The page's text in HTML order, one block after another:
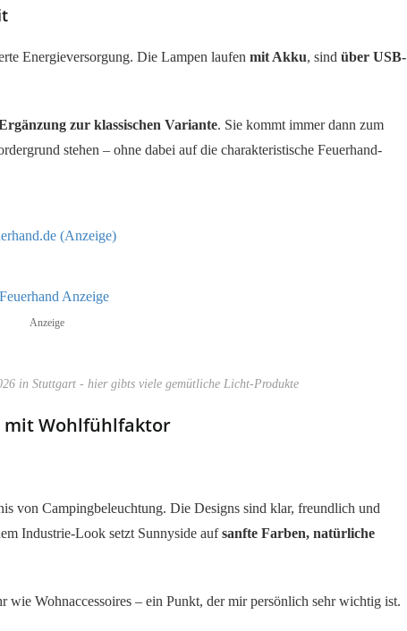
Energieversorgung. Die Lampen laufen mit Akku, sind über USB-
zur klassischen Variante. Sie kommt immer dann zum
stehen – ohne dabei auf die charakteristische Feuerhand-
(Anzeige)
Anzeige
in Stuttgart - hier gibts viele gemütliche Licht-Produkte
mit Wohlfühlfaktor
von Campingbeleuchtung. Die Designs sind klar, freundlich und
Industrie-Look setzt Sunnyside aufsanfte Farben, natürliche
Wohnaccessoires – ein Punkt, der mir persönlich sehr wichtig ist.